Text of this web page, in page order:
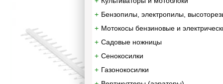
Бензопилы, электропилы,
Мотокосы бензиновые и
Садовые ножницы
Сенокосилки
Газонокосилки